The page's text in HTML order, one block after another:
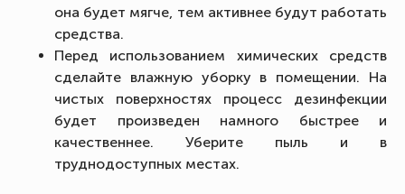
она будет мягче, тем активнее будут работать
средства.
Перед использованием химических средств
сделайте влажную уборку в помещении. На
чистых поверхностях процесс дезинфекции
будет произведен намного быстрее и
качественнее. Уберите пыль и в
труднодоступных местах.